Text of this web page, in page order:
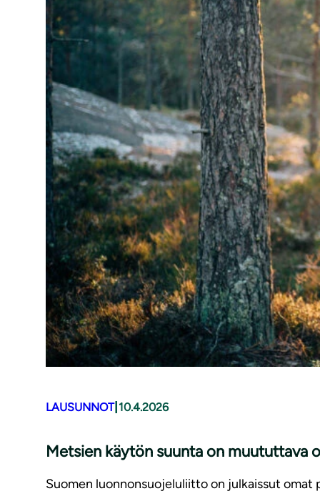
LAUSUNNOT| 10.4.2026
Metsien käytön suunta on muututtava
Suomen luonnonsuojeluliitto on julkaissut